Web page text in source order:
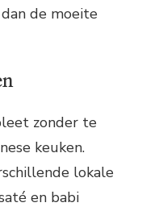
de moeite
zonder te
keuken.
lokale
en babi